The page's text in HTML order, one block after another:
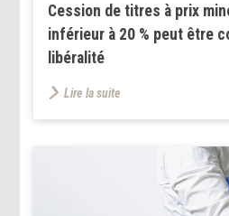
Cession de titres à prix
inférieur à 20 % peut être
libéralité
Lire la suite